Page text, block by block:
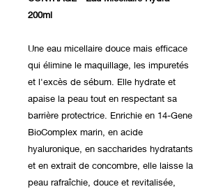
200ml
Une eau micellaire douce mais efficace
qui élimine le maquillage, les impuretés
et l'excès de sébum. Elle hydrate et
apaise la peau tout en respectant sa
barrière protectrice. Enrichie en 14-Gene
BioComplex marin, en acide
hyaluronique, en saccharides hydratants
et en extrait de concombre, elle laisse la
peau rafraîchie, douce et revitalisée,